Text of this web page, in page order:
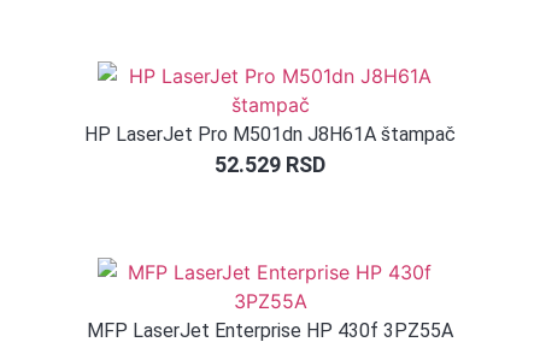
HP LaserJet Pro M501dn J8H61A štampač
52.529 RSD
MFP LaserJet Enterprise HP 430f 3PZ55A